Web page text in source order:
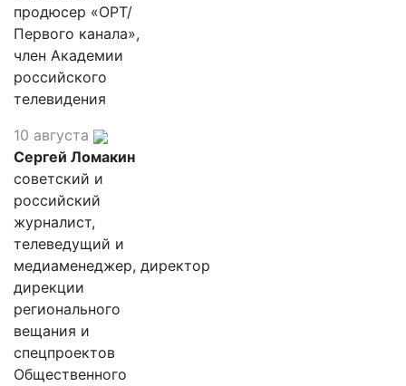
продюсер «ОРТ/
Первого канала»,
член Академии
российского
телевидения
10 августа
Сергей Ломакин
советский и
российский
журналист,
телеведущий и
медиаменеджер, директор
дирекции
регионального
вещания и
спецпроектов
Общественного